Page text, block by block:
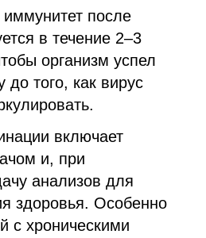
после
в течение 2–3
организм успел
до того, как вирус
включает
и, при
анализов для
здоровья. Особенно
с хроническими